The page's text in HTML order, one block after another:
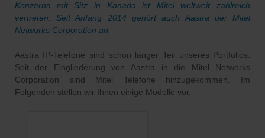
Konzerns mit Sitz in Kanada ist Mitel weltweit zahlreich
vertreten. Seit Anfang 2014 gehört auch Aastra der Mitel
Networks Corporation an.
Aastra IP-Telefone sind schon länger Teil unseres Portfolios.
Seit der Eingliederung von Aastra in die Mitel Networks
Corporation sind Mitel Telefone hinzugekommen. Im
Folgenden stellen wir Ihnen einige Modelle vor.